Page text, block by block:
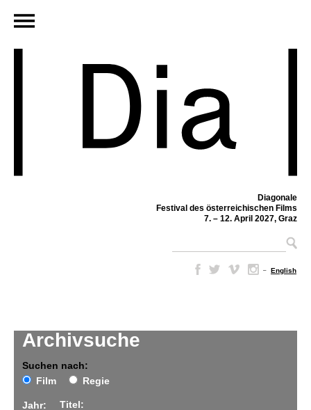
Diagonale
Festival des österreichischen Films
7. – 12. April 2027, Graz
– English
Archivsuche
Suchen nach:
Film
Regie
Jahr: Titel: